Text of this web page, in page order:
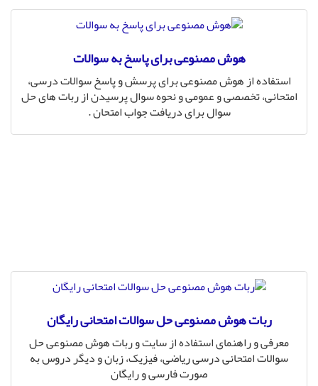
هوش مصنوعی برای پاسخ به سوالات
استفاده از هوش مصنوعی برای پرسش و پاسخ سوالات درسی،
امتحانی، تخصصی و عمومی و نحوه سوال پرسیدن از ربات های حل
سوال برای دریافت جواب امتحان .
ربات هوش مصنوعی حل سوالات امتحانی رایگان
معرفی و راهنمای استفاده از سایت و ربات هوش مصنوعی حل
سوالات امتحانی درسی ریاضی، فیزیک، زبان و دیگر دروس به
صورت فارسی و رایگان